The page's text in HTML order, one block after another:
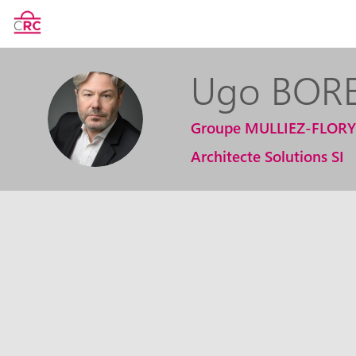
UB
Ugo
Groupe MULLIEZ-FLORY
Architecte Solutions SI